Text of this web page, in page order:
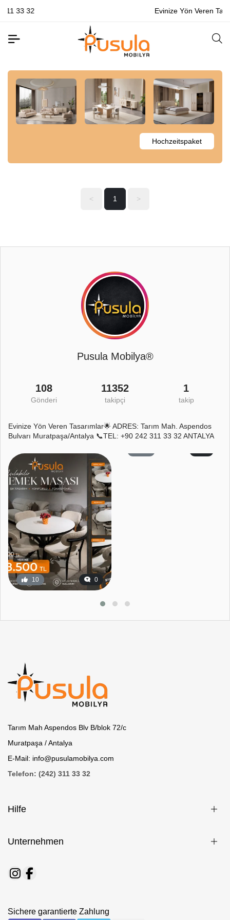
Evinize Yön Veren Tasarımlar🌟
Hochzeitspaket
< 1 >
Pusula Mobilya®
108
Gönderi
11352
takipçi
1
takip
Evinize Yön Veren Tasarımlar🌟 ADRES: Tarım Mah. Aspendos
Bulvarı Muratpaşa/Antalya 📞TEL: +90 242 311 33 32 ANTALYA
10 0
Tarım Mah Aspendos Blv B/blok 72/c
Muratpaşa / Antalya
E-Mail: info@pusulamobilya.com
Telefon: (242) 311 33 32
Hilfe
Unternehmen
Sichere garantierte Zahlung